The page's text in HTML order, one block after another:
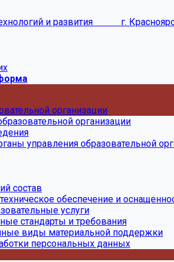
и развитияㅤ⠀ㅤ⠀⠀⠀ㅤㅤㅤㅤㅤㅤг.
организации
организации
управления образовательной
состав
обеспечение и
услуги
стандарты и требования
виды материальной поддержки
персональных данных